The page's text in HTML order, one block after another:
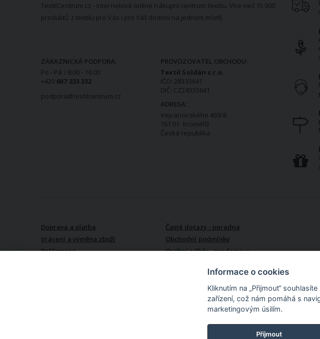
TextilCentrum.cz - internetové online nákupní centrum textilu. Více než 15 000
produktů z textilu pro Vás i pro Váš domov na jednom místě.
ZÁKAZNICKÁ PODPORA:
Po - Pá / 8:00 - 16:00
+420 607 233 332
podpora@textilcentrum.cz
PROVOZOVATEL OBCHODU:
Textil Soldán s.r.o.
IČO: 28333641
DIČ: CZ28333641
ADRESA:
Vejvanovského 469/8
767 01 Kroměříž
Česká republika
Doprava a platba
Vrácení a výměna zboží
Reklamace
Časté dotazy - poradna
Obchodní podmínky
Osobní odběr - prodejna v
TextilCentrum.cz - internetové online nákupní centrum textilu. Více než 15 000
textil (povlečení, prostěradla, záclony, závěsy ...), textil do kuchyně i do koupelny, látky v
metráži (oděvní, dekorační i speciální), vlny a příze, textilní galanterii, textil pro děti,
Informace o cookies
Kliknutím na „Přijmout“
zařízení, což nám pomáhá s
marketingovým úsilím.
Příjmout